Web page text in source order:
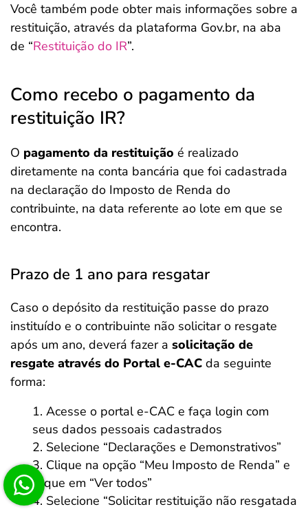
Você também pode obter mais informações sobre a
restituição, através da plataforma Gov.br, na aba
de “Restituição do IR”.
Como recebo o pagamento da
restituição IR?
O pagamento da restituição é realizado
diretamente na conta bancária que foi cadastrada
na declaração do Imposto de Renda do
contribuinte, na data referente ao lote em que se
encontra.
Prazo de 1 ano para resgatar
Caso o depósito da restituição passe do prazo
instituído e o contribuinte não solicitar o resgate
após um ano, deverá fazer a solicitação de
resgate através do Portal e-CAC da seguinte
forma:
Acesse o portal e-CAC e faça login com
seus dados pessoais cadastrados
Selecione “Declarações e Demonstrativos”
Clique na opção “Meu Imposto de Renda” e
clique em “Ver todos”
Selecione “Solicitar restituição não resgatada